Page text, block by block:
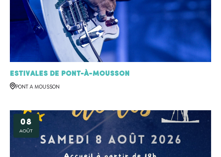
Estivales de Pont-à-Mousson
PONT A MOUSSON
08
AOÛT